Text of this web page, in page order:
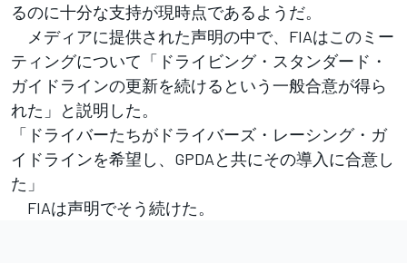
るのに十分な支持が現時点であるようだ。
メディアに提供された声明の中で、FIAはこのミー
ティングについて「ドライビング・スタンダード・
ガイドラインの更新を続けるという一般合意が得ら
れた」と説明した。
「ドライバーたちがドライバーズ・レーシング・ガ
イドラインを希望し、GPDAと共にその導入に合意し
た」
FIAは声明でそう続けた。